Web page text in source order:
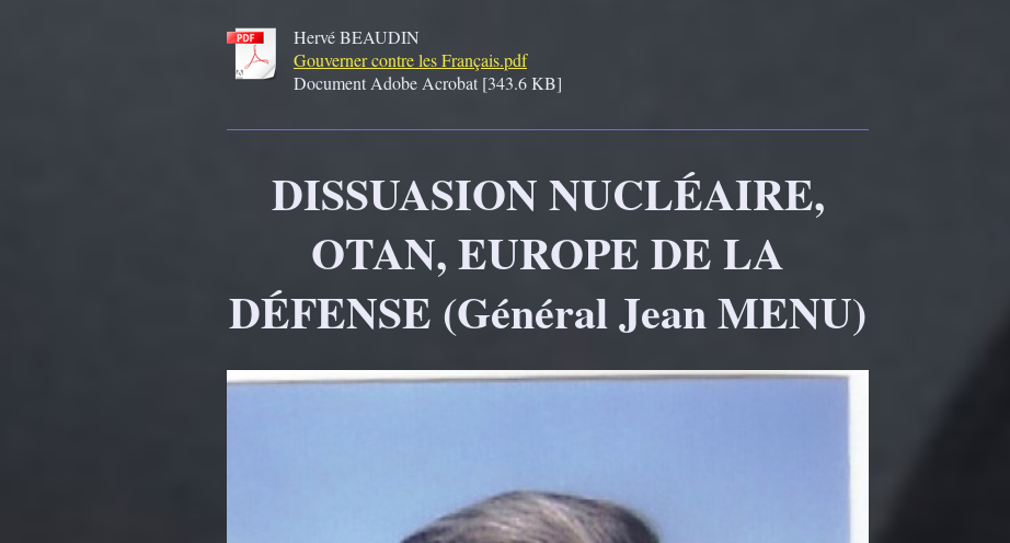
Hervé BEAUDIN
Gouverner contre les Français.pdf
Document Adobe Acrobat [343.6 KB]
DISSUASION NUCLÉAIRE,
OTAN, EUROPE DE LA
DÉFENSE (Général Jean MENU)